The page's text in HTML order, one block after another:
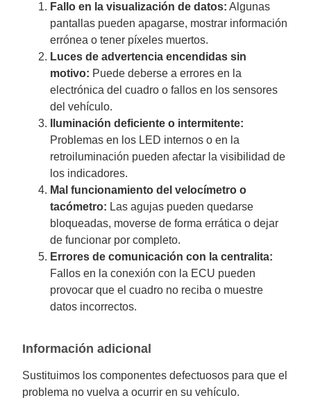
Fallo en la visualización de datos: Algunas
pantallas pueden apagarse, mostrar información
errónea o tener píxeles muertos.
Luces de advertencia encendidas sin
motivo: Puede deberse a errores en la
electrónica del cuadro o fallos en los sensores
del vehículo.
Iluminación deficiente o intermitente:
Problemas en los LED internos o en la
retroiluminación pueden afectar la visibilidad de
los indicadores.
Mal funcionamiento del velocímetro o
tacómetro: Las agujas pueden quedarse
bloqueadas, moverse de forma errática o dejar
de funcionar por completo.
Errores de comunicación con la centralita:
Fallos en la conexión con la ECU pueden
provocar que el cuadro no reciba o muestre
datos incorrectos.
Información adicional
Sustituimos los componentes defectuosos para que el
problema no vuelva a ocurrir en su vehículo.